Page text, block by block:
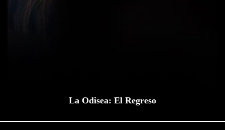
La Odisea: El Regreso